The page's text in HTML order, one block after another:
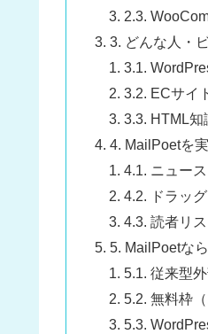
2.3.
3. どんな人・
3.1.
3.2. ECサイ
3.3. HTML知
4. MailPoetを
4.1. ニュー
4.2. ドラッ
4.3. 読者リ
5. MailPoetな
5.1. 従来型
5.2. 無料枠
5.3.